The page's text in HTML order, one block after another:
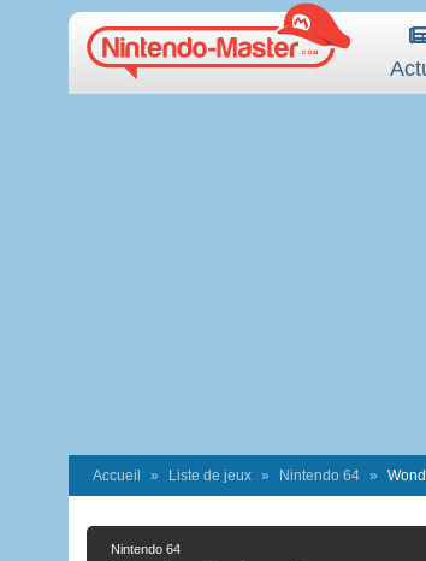
Accueil Liste de jeux Nintendo 64
Nintendo 64